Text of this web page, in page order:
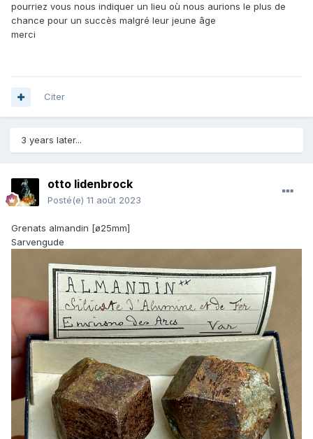
pourriez vous nous indiquer un lieu où nous aurions le plus de
chance pour un succès malgré leur jeune âge
merci
Citer
3 years later...
otto lidenbrock
Posté(e) 11 août 2023
Grenats almandin [ø25mm]
Sarvengude